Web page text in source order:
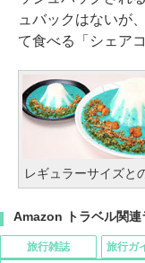
ュバックはないが
て食べる「シェア
レギュラーサイズと
Amazon トラベル関連
旅行雑誌 旅行ガ